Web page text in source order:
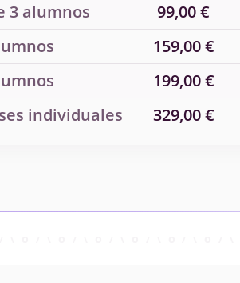
3 alumnos 99,00 €
159,00 €
199,00 €
individuales
329,00 €